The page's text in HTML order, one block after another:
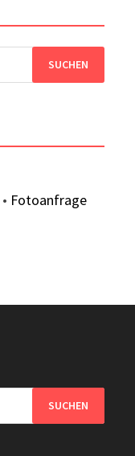
• Fotoanfrage